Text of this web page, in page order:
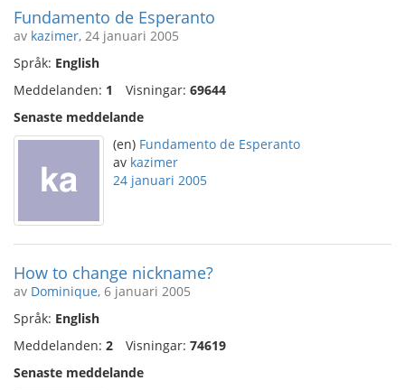
Fundamento de Esperanto
av kazimer, 24 januari 2005
Språk: English
Meddelanden: 1 Visningar: 69644
Senaste meddelande
(en) Fundamento de Esperanto
av kazimer
24 januari 2005
How to change nickname?
av Dominique, 6 januari 2005
Språk: English
Meddelanden: 2 Visningar: 74619
Senaste meddelande